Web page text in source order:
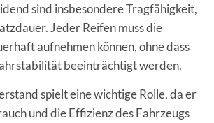
sind insbesondere Tragfähigkeit,
Jeder Reifen muss die
aufnehmen können, ohne dass
beeinträchtigt werden.
spielt eine wichtige Rolle, da er
und die Effizienz des Fahrzeugs